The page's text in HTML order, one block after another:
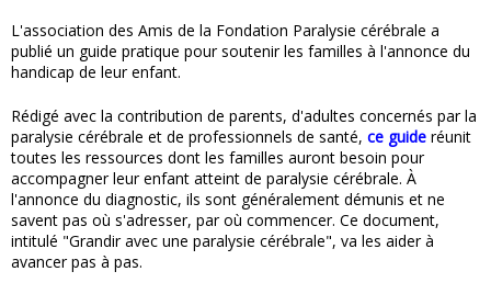
L'association des Amis de la Fondation Paralysie cérébrale a
publié un guide pratique pour soutenir les familles à l'annonce du
handicap de leur enfant.
Rédigé avec la contribution de parents, d'adultes concernés par la
paralysie cérébrale et de professionnels de santé, ce guide réunit
toutes les ressources dont les familles auront besoin pour
accompagner leur enfant atteint de paralysie cérébrale. À
l'annonce du diagnostic, ils sont généralement démunis et ne
savent pas où s'adresser, par où commencer. Ce document,
intitulé "Grandir avec une paralysie cérébrale", va les aider à
avancer pas à pas.